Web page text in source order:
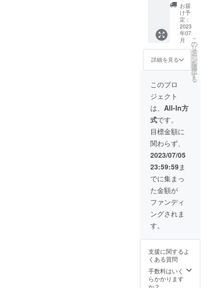
能。︎☆
強気な
ご提案
です
が、エ
スプ
レッソ
マシン
の設置
に向け
てご支
援いた
だける
と幸い
です。
レッソ
ドリン
クやフ
ルーツ
エイド
など、
メ
ニュー
内から1
日１杯
お楽し
みいた
だけま
す。
イート
イン・
テイク
アウト
可。ご
本人様
のみ利
用可
能。︎☆
強気な
ご提案
です
が、エ
スプ
の設置
てご支
援いた
だける
と幸い
です。
スチ
ケッ
ト】当
店のス
ポン
サーと
してご
支援い
ただく
代わり
に、半
年間ド
リンク
をサー
ビスさ
せてい
ただき
ます。
エスプ
レッソ
ドリン
クやフ
ルーツ
エイド
など、
メ
ニュー
内から1
みいた
す。
イート
イン・
テイク
アウト
お届
け予
定：
2023
年07
月
詳細を見る
こ
の
リ
タ
ー
ン
を
選
択
す
る
このプロ
ジェクト
は、 All-In方
式です。
目標金額に
関わらず、
2023/07/05
23:59:59ま
でに集まっ
た金額が
ファンディ
ングされま
す。
支援に関するよ
くある質問
手数料はいく
らかかります
か？